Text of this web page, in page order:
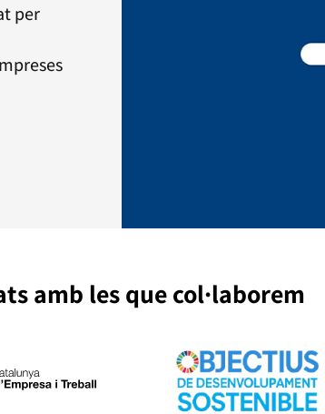
per
amb les que col·laborem